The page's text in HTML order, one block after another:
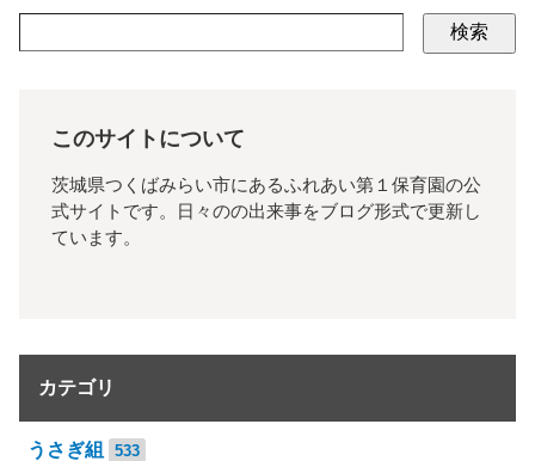
検索
このサイトについて
茨城県つくばみらい市にあるふれあい第１保育園の公
式サイトです。日々のの出来事をブログ形式で更新し
ています。
カテゴリ
うさぎ組 533